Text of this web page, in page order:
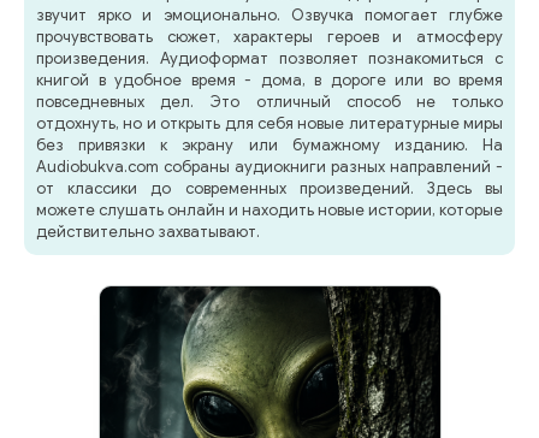
звучит ярко и эмоционально. Озвучка помогает глубже
прочувствовать сюжет, характеры героев и атмосферу
произведения. Аудиоформат позволяет познакомиться с
книгой в удобное время - дома, в дороге или во время
повседневных дел. Это отличный способ не только
отдохнуть, но и открыть для себя новые литературные миры
без привязки к экрану или бумажному изданию. На
Audiobukva.com собраны аудиокниги разных направлений -
от классики до современных произведений. Здесь вы
можете слушать онлайн и находить новые истории, которые
действительно захватывают.